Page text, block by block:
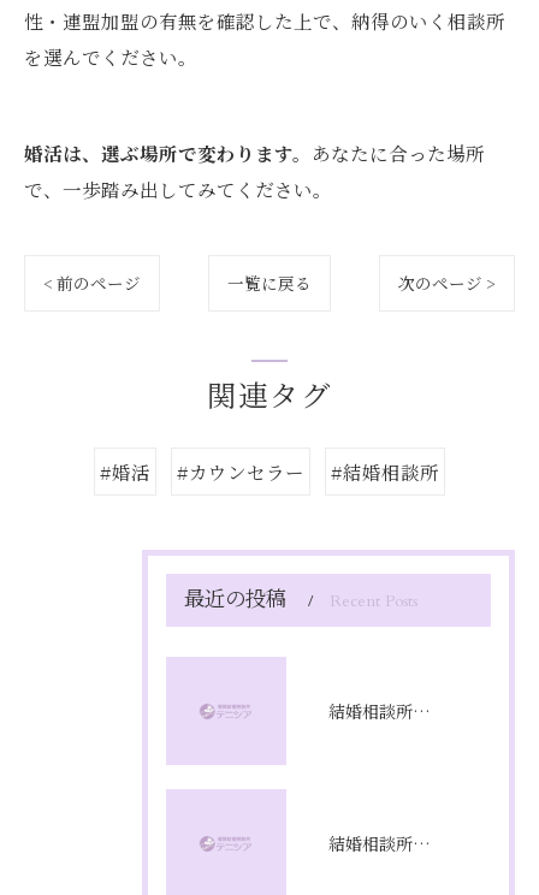
性・連盟加盟の有無を確認した上で、納得のいく相談所
を選んでください。
婚活は、選ぶ場所で変わります。 あなたに合った場所
で、一歩踏み出してみてください。
< 前のページ 一覧に戻る 次のページ >
関連タグ
#婚活 #カウンセラー #結婚相談所
最近の投稿 Recent Posts
結婚相談所満足度の本音と成婚率を徹底解剖し成功への選び方を実体験から解説
結婚相談所プラン比較で福岡県福岡市のコスパと成婚率を徹底分析